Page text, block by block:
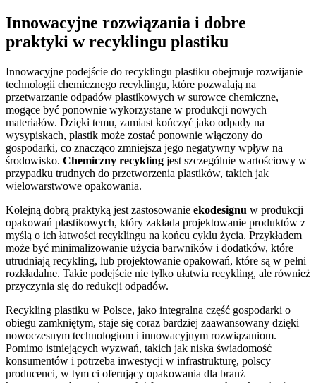
Innowacyjne rozwiązania i dobre
praktyki w recyklingu plastiku
Innowacyjne podejście do recyklingu plastiku obejmuje rozwijanie
technologii chemicznego recyklingu, które pozwalają na
przetwarzanie odpadów plastikowych w surowce chemiczne,
mogące być ponownie wykorzystane w produkcji nowych
materiałów. Dzięki temu, zamiast kończyć jako odpady na
wysypiskach, plastik może zostać ponownie włączony do
gospodarki, co znacząco zmniejsza jego negatywny wpływ na
środowisko. Chemiczny recykling jest szczególnie wartościowy w
przypadku trudnych do przetworzenia plastików, takich jak
wielowarstwowe opakowania.
Kolejną dobrą praktyką jest zastosowanie ekodesignu w produkcji
opakowań plastikowych, który zakłada projektowanie produktów z
myślą o ich łatwości recyklingu na końcu cyklu życia. Przykładem
może być minimalizowanie użycia barwników i dodatków, które
utrudniają recykling, lub projektowanie opakowań, które są w pełni
rozkładalne. Takie podejście nie tylko ułatwia recykling, ale również
przyczynia się do redukcji odpadów.
Recykling plastiku w Polsce, jako integralna część gospodarki o
obiegu zamkniętym, staje się coraz bardziej zaawansowany dzięki
nowoczesnym technologiom i innowacyjnym rozwiązaniom.
Pomimo istniejących wyzwań, takich jak niska świadomość
konsumentów i potrzeba inwestycji w infrastrukturę, polscy
producenci, w tym ci oferujący opakowania dla branż